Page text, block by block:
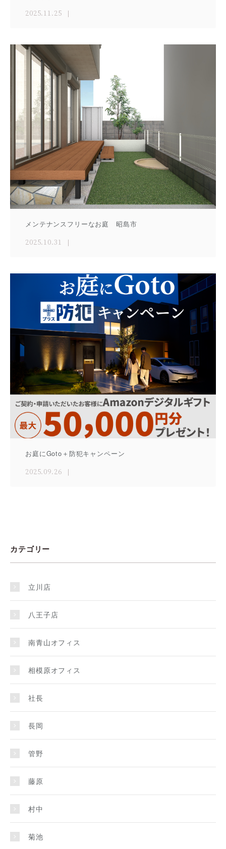
2025.11.25
メンテナンスフリーなお庭 昭島市
2025.10.31
お庭にGoto＋防犯キャンペーン
2025.09.26
カテゴリー
立川店
八王子店
南青山オフィス
相模原オフィス
社長
長岡
管野
藤原
村中
菊池